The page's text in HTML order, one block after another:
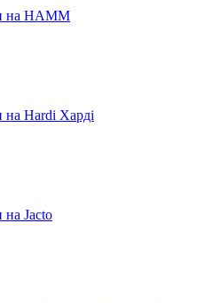
на HAMM
на Hardi Харді
на Jacto